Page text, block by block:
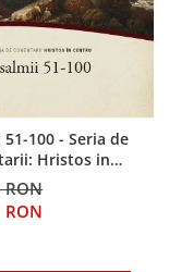
51-100 - Seria de
Hristos in
RON
RON